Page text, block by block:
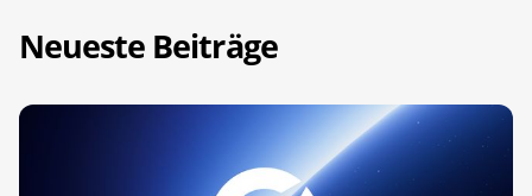
Neueste Beiträge